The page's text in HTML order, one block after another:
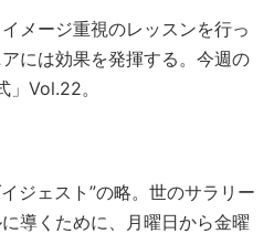
メージ重視のレッスンを行っ
には効果を発揮する。今週の
Vol.22。
ジェスト”の略。世のサラリー
導くために、月曜日から金曜